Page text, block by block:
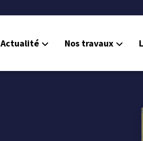
Actualité Nos travaux